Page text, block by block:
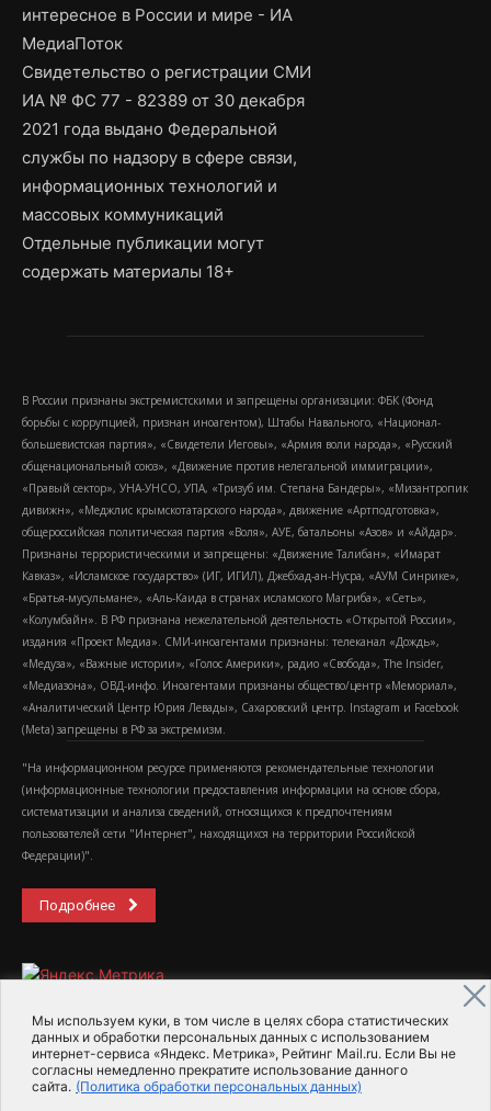
Мы используем куки, в том числе в целях сбора статистических
данных и обработки персональных данных с использованием
интернет-сервиса «Яндекс. Метрика», Рейтинг Mail.ru. Если Вы не
согласны немедленно прекратите использование данного
сайта. (Политика обработки персональных данных)
интересное в России и мире - ИА
МедиаПоток
Свидетельство о регистрации СМИ
ИА № ФС 77 - 82389 от 30 декабря
2021 года выдано Федеральной
службы по надзору в сфере связи,
информационных технологий и
массовых коммуникаций
Отдельные публикации могут
содержать материалы 18+
В России признаны экстремистскими и запрещены организации: ФБК (Фонд
борьбы с коррупцией, признан иноагентом), Штабы Навального, «Национал-
большевистская партия», «Свидетели Иеговы», «Армия воли народа», «Русский
общенациональный союз», «Движение против нелегальной иммиграции»,
«Правый сектор», УНА-УНСО, УПА, «Тризуб им. Степана Бандеры», «Мизантропик
дивижн», «Меджлис крымскотатарского народа», движение «Артподготовка»,
общероссийская политическая партия «Воля», АУЕ, батальоны «Азов» и «Айдар».
Признаны террористическими и запрещены: «Движение Талибан», «Имарат
Кавказ», «Исламское государство» (ИГ, ИГИЛ), Джебхад-ан-Нусра, «АУМ Синрике»,
«Братья-мусульмане», «Аль-Каида в странах исламского Магриба», «Сеть»,
«Колумбайн». В РФ признана нежелательной деятельность «Открытой России»,
издания «Проект Медиа». СМИ-иноагентами признаны: телеканал «Дождь»,
«Медуза», «Важные истории», «Голос Америки», радио «Свобода», The Insider,
«Медиазона», ОВД-инфо. Иноагентами признаны общество/центр «Мемориал»,
«Аналитический Центр Юрия Левады», Сахаровский центр. Instagram и Facebook
(Metа) запрещены в РФ за экстремизм.
"На информационном ресурсе применяются рекомендательные технологии
(информационные технологии предоставления информации на основе сбора,
систематизации и анализа сведений, относящихся к предпочтениям
пользователей сети "Интернет", находящихся на территории Российской
Федерации)".
Подробнее
2015-2026- Информационное агентство МедиаПоток